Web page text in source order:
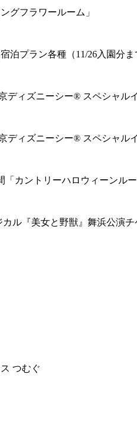
グフラワールーム」
泊プラン各種（11/26入園分ま
ディズニーシー® スペシャル
ディズニーシー® スペシャル
「カントリーハロウィーンル
ル『美女と野獣』舞浜公演
つむぐ